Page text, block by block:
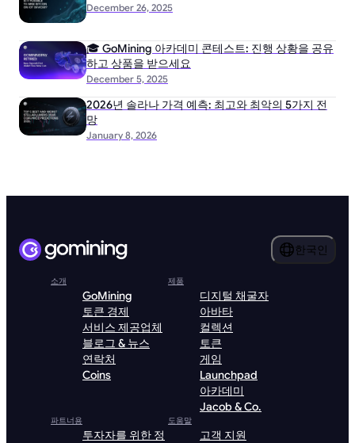
December 26, 2025
December 5, 2025
🎓 GoMining 아카데미 콘테스트: 진행 상황을 공유
하고 상품을 받으세요
January 8, 2026
2026년 솔라나 가격 예측: 최고와 최악의 5가지 전
망
한국인
소개
GoMining
토큰 경제
서비스 제공업체
블로그 & 뉴스
연락처
Coins
제품
디지털 채굴자
아바타
컬렉션
토큰
게임
Launchpad
아카데미
Jacob & Co.
파트너용
투자자를 위한 정
도움말
고객 지원